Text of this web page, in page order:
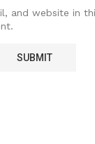
and website in